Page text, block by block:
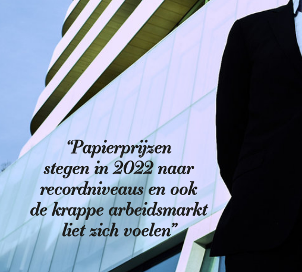
“Papierprijzen
stegen in 2022 naar
record­niveaus en ook
de krappe arbeidsmarkt
liet zich voelen”